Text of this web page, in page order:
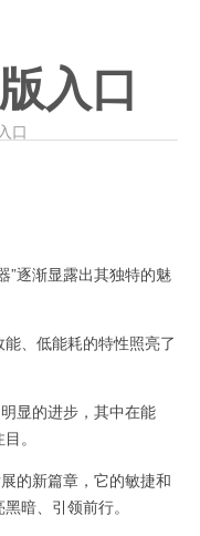
入口
口
逐渐显露出其独特的魅
、低能耗的特性照亮了
显的进步，其中在能
。
的新篇章，它的敏捷和
暗、引领前行。